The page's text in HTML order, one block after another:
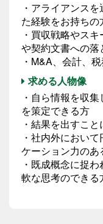
・アライアンス
た経験をお持ちの
・買収戦略やス
や契約文書への
・M&A、会計、
求める人物像
・自ら情報を収
を策定できる方
・結果を出すこ
・社内外におい
ケーション力のあ
・既成概念に捉
軟な思考のできる